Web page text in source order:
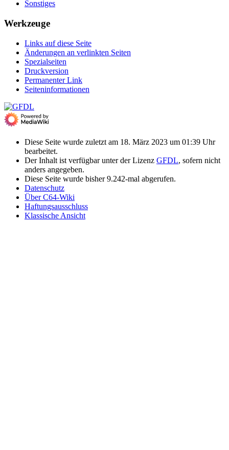
Sonstiges
Werkzeuge
Links auf diese Seite
Änderungen an verlinkten Seiten
Spezialseiten
Druckversion
Permanenter Link
Seiten­­informationen
Diese Seite wurde zuletzt am 18. März 2023 um 01:39 Uhr
bearbeitet.
Der Inhalt ist verfügbar unter der Lizenz GFDL, sofern nicht
anders angegeben.
Diese Seite wurde bisher 9.242-mal abgerufen.
Datenschutz
Über C64-Wiki
Haftungsausschluss
Klassische Ansicht